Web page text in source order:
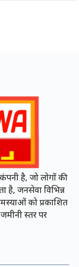
है, जो लोगों की
जनसेवा विभिन्न
को प्रकाशित
स्तर पर